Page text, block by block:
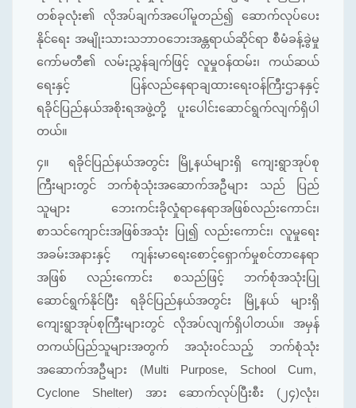
တစ်ခုလုံး၏ လိုအပ်ချက်အပေါ်မူတည်၍ ဆောက်လုပ်ပေး
နိုင်ရေး အမျိုးသားသဘာဝဘေးအန္တရာယ်ဆိုင်ရာ စီမံခန့်ခွဲမှု
ကော်မတီ၏ လမ်းညွှန်ချက်ဖြင့် လူမှုဝန်ထမ်း၊ ကယ်ဆယ်
ရေးနှင့် ပြန်လည်နေရာချထားရေးဝန်ကြီးဌာနနှင့်
ရခိုင်ပြည်နယ်အစိုးရအဖွဲ့တို့ ပူးပေါင်းဆောင်ရွက်လျက်ရှိပါ
တယ်။
၄။
ရခိုင်ပြည်နယ်အတွင်း မြို့နယ်များရှိ ကျေးရွာအုပ်စု
ကြီးများတွင် ဘက်စုံသုံးအဆောက်အဦများ သည် ပြည်
သူများ ဘေးကင်းခိုလှုံရာနေရာအဖြစ်လည်းကောင်း၊
စာသင်ကျောင်းအဖြစ်အသုံး ပြု၍ လည်းကောင်း၊ လူမှုရေး
အခမ်းအနားနှင့် ကျန်းမာရေးစောင့်ရှောက်မှုစင်တာနေရာ
အဖြစ် လည်းကောင်း စသည်ဖြင့် ဘက်စုံအသုံးပြု
ဆောင်ရွက်နိုင်ပြီး ရခိုင်ပြည်နယ်အတွင်း မြို့နယ် များရှိ
ကျေးရွာအုပ်စုကြီးများတွင် လိုအပ်လျက်ရှိပါတယ်။ အမှန်
တကယ်ပြည်သူများအတွက် အသုံးဝင်သည့် ဘက်စုံသုံး
အဆောက်အဦများ (Multi Purpose, School Cum,
Cyclone Shelter) အား ဆောက်လုပ်ပြီးစီး (၂၄)လုံး၊